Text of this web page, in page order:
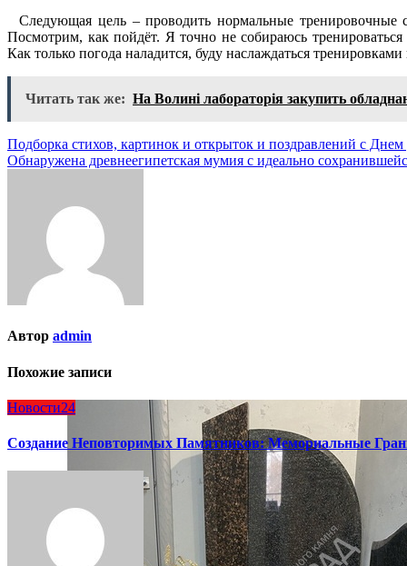
Следующая цель – проводить нормальные тренировочные
Посмотрим, как пойдёт. Я точно не собираюсь
Как только погода наладится, буду наслаждаться
Читать так же: На Волині лабораторія закупить
Навигация
по
Подборка стихов, картинок и открыток и поздравлений с Днем
Обнаружена древнеегипетская мумия с идеально
Автор admin
Похожие записи
Новости24
Создание Неповторимых Памятников: Мемориальные